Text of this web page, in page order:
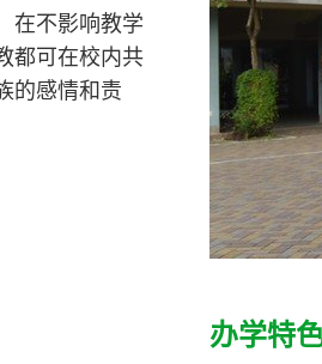
在不影响教学
都可在校内共
的感情和责
办学特